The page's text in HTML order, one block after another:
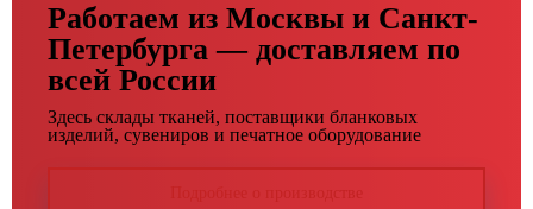
Работаем из Москвы и Санкт-
Петербурга — доставляем по
всей России
Здесь склады тканей, поставщики бланковых
изделий, сувениров и печатное оборудование